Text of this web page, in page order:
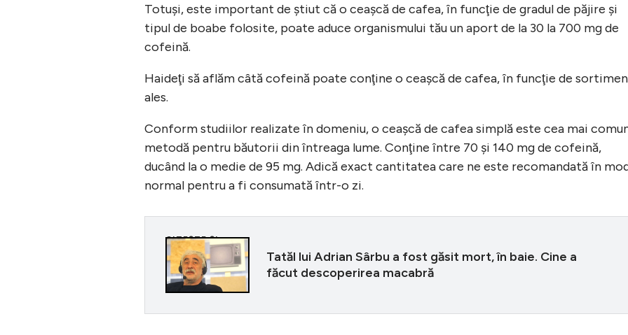
Totuşi, este important de ştiut că o ceaşcă de cafea, în funcţie de gradul de păjire şi
tipul de boabe folosite, poate aduce organismului tău un aport de la 30 la 700 mg de
cofeină.
Haideţi să aflăm câtă cofeină poate conţine o ceaşcă de cafea, în funcţie de
ales.
Conform studiilor realizate în domeniu, o ceaşcă de cafea simplă este cea mai
metodă pentru băutorii din întreaga lume. Conţine între 70 şi 140 mg de cofeină,
ducând la o medie de 95 mg. Adică exact cantitatea care ne este recomandată în
normal pentru a fi consumată într-o zi.
CITEȘTE ȘI
Tatăl lui Adrian Sârbu a fost găsit mort, în baie. Cine a
făcut descoperirea macabră